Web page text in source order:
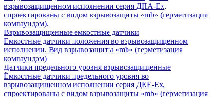
взрывозащищенном исполнении серия ДПА-Ех,
спроектированы с видом взрывозащиты «mb» (герметизация
компаундом).
Взрывозащищенные емкостные датчики
Емкостные датчики положения во взрывозащищенном
исполнении. Вид взрывозащиты «mb» (герметизация
компаундом)
Датчики предельного уровня взрывозащищенные
Ёмкостные датчики предельного уровня во
взрывозащищенном исполнении серия ДКЕ-Ех,
спроектированы с видом взрывозащиты «mb» (герметизация